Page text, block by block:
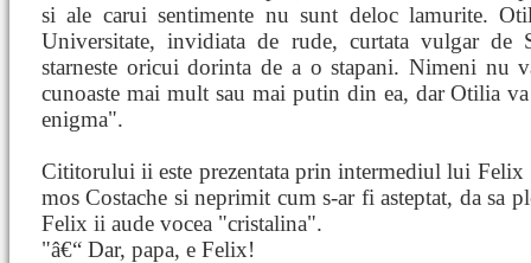
si ale carui sentimente nu sunt deloc lamurite.
Universitate, invidiata de rude, curtata vulgar de
starneste oricui dorinta de a o stapani. Nimeni nu
cunoaste mai mult sau mai putin din ea, dar Otilia
enigma".
Cititorului ii este prezentata prin intermediul lui Felix
mos Costache si neprimit cum s-ar fi asteptat, da sa
Felix ii aude vocea "cristalina".
"â€“ Dar, papa, e Felix!